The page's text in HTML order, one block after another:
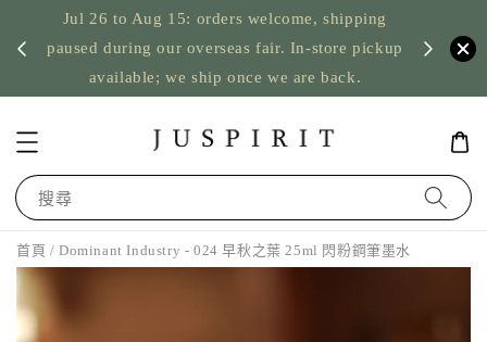
Jul 26 to Aug 15: orders welcome, shipping
paused during our overseas fair. In-store pickup
available; we ship once we are back.
US
搜尋
首頁 / Dominant Industry - 024 早秋之葉 25ml 閃粉鋼筆墨水